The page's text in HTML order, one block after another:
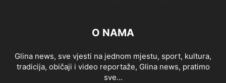
O NAMA
Glina news, sve vjesti na jednom mjestu, sport, kultura,
tradicija, običaji i video reportaže, Glina news, pratimo
sve...